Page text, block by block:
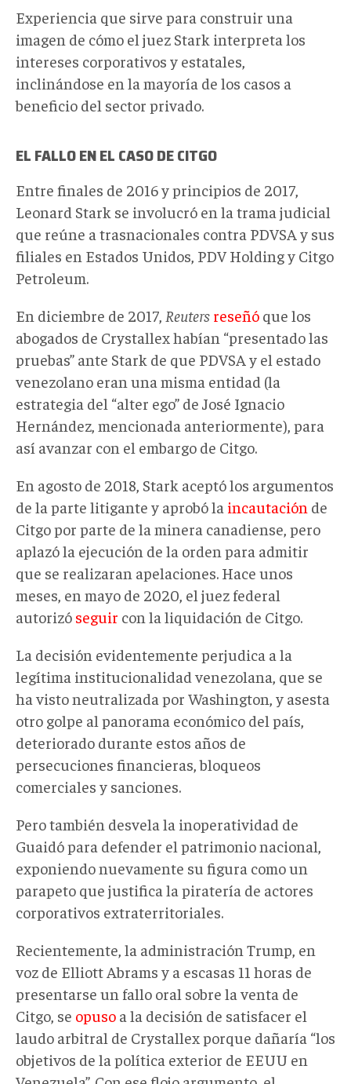
Experiencia que sirve para construir una
imagen de cómo el juez Stark interpreta los
intereses corporativos y estatales,
inclinándose en la mayoría de los casos a
beneficio del sector privado.
EL FALLO EN EL CASO DE CITGO
Entre finales de 2016 y principios de 2017,
Leonard Stark se involucró en la trama judicial
que reúne a trasnacionales contra PDVSA y sus
filiales en Estados Unidos, PDV Holding y Citgo
Petroleum.
En diciembre de 2017, Reuters reseñó que los
abogados de Crystallex habían “presentado las
pruebas” ante Stark de que PDVSA y el estado
venezolano eran una misma entidad (la
estrategia del “alter ego” de José Ignacio
Hernández, mencionada anteriormente), para
así avanzar con el embargo de Citgo.
En agosto de 2018, Stark aceptó los argumentos
de la parte litigante y aprobó la incautación de
Citgo por parte de la minera canadiense, pero
aplazó la ejecución de la orden para admitir
que se realizaran apelaciones. Hace unos
meses, en mayo de 2020, el juez federal
autorizó seguir con la liquidación de Citgo.
La decisión evidentemente perjudica a la
legítima institucionalidad venezolana, que se
ha visto neutralizada por Washington, y asesta
otro golpe al panorama económico del país,
deteriorado durante estos años de
persecuciones financieras, bloqueos
comerciales y sanciones.
Pero también desvela la inoperatividad de
Guaidó para defender el patrimonio nacional,
exponiendo nuevamente su figura como un
parapeto que justifica la piratería de actores
corporativos extraterritoriales.
Recientemente, la administración Trump, en
voz de Elliott Abrams y a escasas 11 horas de
presentarse un fallo oral sobre la venta de
Citgo, se opuso a la decisión de satisfacer el
laudo arbitral de Crystallex porque dañaría “los
objetivos de la política exterior de EEUU en